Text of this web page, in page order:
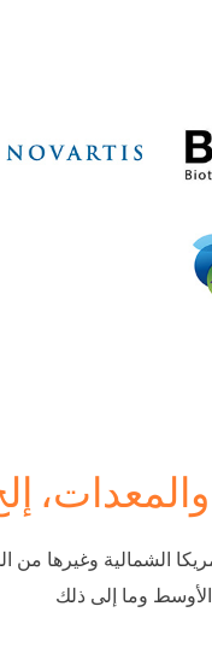
الشمالية وغيرها من